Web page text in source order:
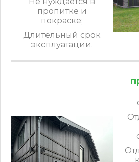
пропитке и
покраске;
Длительный срок
эксплуатации.